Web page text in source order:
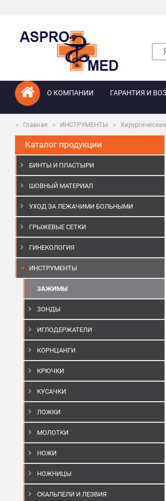
О КОМПАНИИ ГАРАНТИЯ И
Главная ИНСТРУМЕНТЫ Хирургические
Каталог продукции
БИНТЫ И ПЛАСТЫРИ
ШОВНЫЙ МАТЕРИАЛ
УХОД ЗА ЛЕЖАЧИМИ БОЛЬНЫМИ
ГРЫЖЕВЫЕ СЕТКИ
ГИНЕКОЛОГИЯ
ИНСТРУМЕНТЫ
ЗАЖИМЫ
ЗОНДЫ
ИГЛОДЕРЖАТЕЛИ
КОРНЦАНГИ
КРЮЧКИ
КУСАЧКИ
ЛОЖКИ
МОЛОТКИ
НОЖИ
НОЖНИЦЫ
СКАЛЬПЕЛИ И ЛЕЗВИЯ